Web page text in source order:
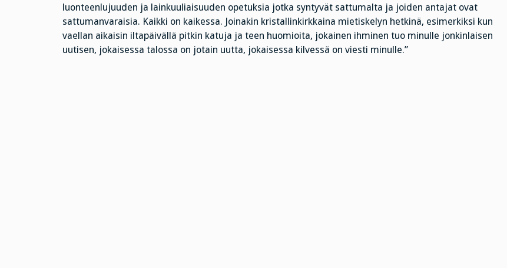
luonteenlujuuden ja lainkuuliaisuuden opetuksia jotka syntyvät sattumalta ja joiden antajat ovat
sattumanvaraisia. Kaikki on kaikessa. Joinakin kristallinkirkkaina mietiskelyn hetkinä, esimerkiksi kun
vaellan aikaisin iltapäivällä pitkin katuja ja teen huomioita, jokainen ihminen tuo minulle jonkinlaisen
uutisen, jokaisessa talossa on jotain uutta, jokaisessa kilvessä on viesti minulle.”